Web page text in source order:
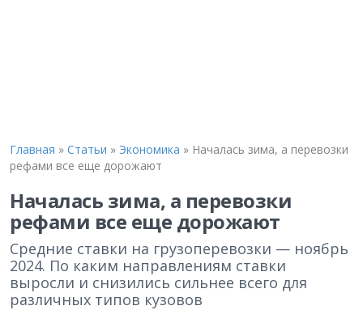
Главная » Статьи » Экономика » Началась зима, а перевозки
рефами все еще дорожают
Началась зима, а перевозки
рефами все еще дорожают
Средние ставки на грузоперевозки — ноябрь
2024. По каким направлениям ставки
выросли и снизились сильнее всего для
различных типов кузовов